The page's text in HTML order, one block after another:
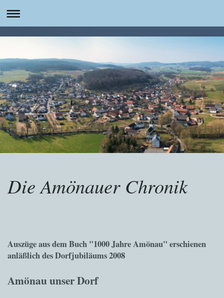
Die Amönauer Chronik
Auszüge aus dem Buch "1000 Jahre Amönau" erschienen
anläßlich des Dorfjubiläums 2008
Amönau unser Dorf